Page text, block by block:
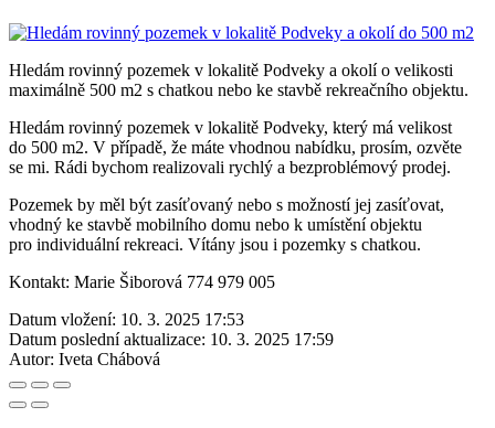
Hledám rovinný pozemek v lokalitě Podveky a okolí o velikosti
maximálně 500 m2 s chatkou nebo ke stavbě rekreačního objektu.
Hledám rovinný pozemek v lokalitě Podveky, který má velikost
do 500 m2. V případě, že máte vhodnou nabídku, prosím, ozvěte
se mi. Rádi bychom realizovali rychlý a bezproblémový prodej.
Pozemek by měl být zasíťovaný nebo s možností jej zasíťovat,
vhodný ke stavbě mobilního domu nebo k umístění objektu
pro individuální rekreaci. Vítány jsou i pozemky s chatkou.
Kontakt: Marie Šiborová 774 979 005
Datum vložení: 10. 3. 2025 17:53
Datum poslední aktualizace: 10. 3. 2025 17:59
Autor: Iveta Chábová